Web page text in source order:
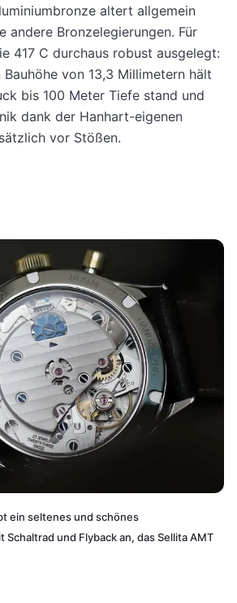
altert allgemein
andere Bronzelegierungen. Für
417 C durchaus robust ausgelegt:
von 13,3 Millimetern hält
bis 100 Meter Tiefe stand und
dank der Hanhart-eigenen
vor Stößen.
ein seltenes und schönes
Schaltrad und Flyback an, das Sellita AMT